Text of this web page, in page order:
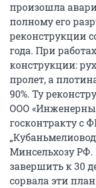
произошла
полному его
реконструкции
года. При
конструкции:
пролет, а
90%. Ту
ООО
госконтракту с
Минсельхозу
завершить к 30
сорвала эти